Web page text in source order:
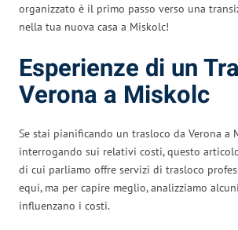
organizzato è il primo passo verso una
nella tua nuova casa a Miskolc!
Esperienze di un
Verona a Miskolc
Se stai pianificando un trasloco da Verona a
interrogando sui relativi costi, questo articolo
di cui parliamo offre servizi di trasloco
equi, ma per capire meglio, analizziamo
influenzano i costi.